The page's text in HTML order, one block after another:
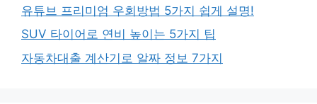
유튜브 프리미엄 우회방법 5가지 쉽게 설명!
SUV 타이어로 연비 높이는 5가지 팁
자동차대출 계산기로 알짜 정보 7가지